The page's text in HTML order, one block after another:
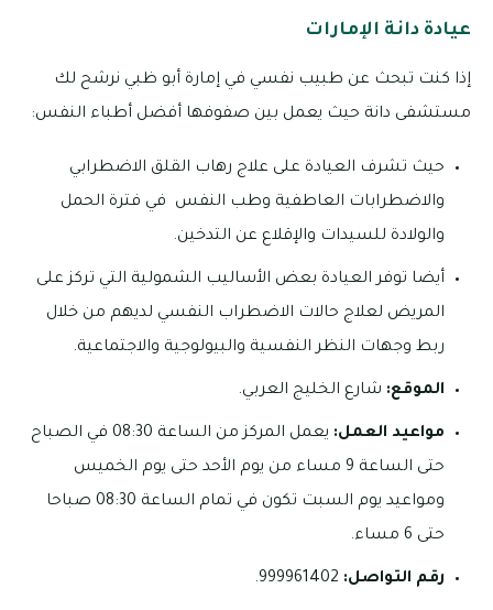
عيادة دانة الإمارات
إذا كنت تبحث عن طبيب نفسي في إمارة أبو ظبي نرشح لك
مستشفى دانة حيث يعمل بين صفوفها أفضل أطباء النفس:
حيث تشرف العيادة على علاج رهاب القلق الاضطرابي
والاضطرابات العاطفية وطب النفس في فترة الحمل
والولادة للسيدات والإقلاع عن التدخين.
أيضا توفر العيادة بعض الأساليب الشمولية التي تركز على
المريض لعلاج حالات الاضطراب النفسي لديهم من خلال
ربط وجهات النظر النفسية والبيولوجية والاجتماعية.
الموقع: شارع الخليج العربي.
مواعيد العمل:
يعمل المركز من الساعة 08:30 في الصباح
حتى الساعة 9 مساء من يوم الأحد حتى يوم الخميس
ومواعيد يوم السبت تكون في تمام الساعة 08:30 صباحا
حتى 6 مساء.
رقم التواصل: